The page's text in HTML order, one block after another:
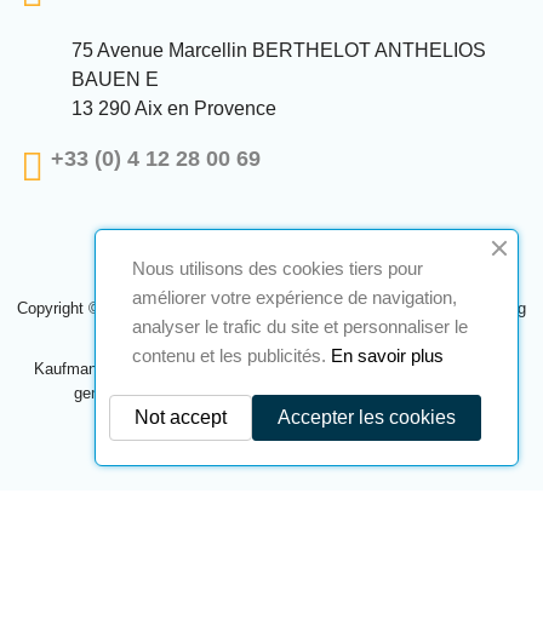
75 Avenue Marcellin BERTHELOT ANTHELIOS
BAUEN E
13 290 Aix en Provence
+33 (0) 4 12 28 00 69
Copyright © 2024 A2S ATEX. Alle Rechte vorbehalten. Eine Realisierung
Navilog
Kaufmann, der von der offensichtlichen Meinung des Unternehmens
genehmigt wurde,Klicken Sie hier, um es zu überprüfen.
Nous utilisons des cookies tiers pour
améliorer votre expérience de navigation,
analyser le trafic du site et personnaliser le
contenu et les publicités. En savoir plus
Accepter les cookies
Not accept